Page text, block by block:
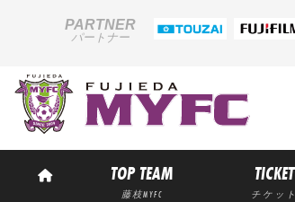
PARTNER
パートナー
TOP TEAM
藤枝MYFC
TICKET
チケット